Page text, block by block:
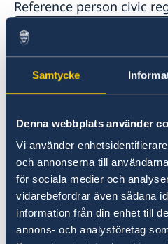
Samtycke
Denna webbplats använder
Vi använder
och annonserna till
för sociala medier och
vidarebefordrar även sådana
information från din enhet till
annons- och analysföretag
Reference person civic
Number of applicants *:
Other information that
Consulate General to